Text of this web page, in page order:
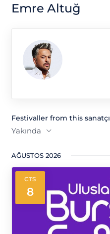
Emre Altuğ
Festivaller from this sanatçı
Yakında
seç.
AĞUSTOS 2026
CTS
8